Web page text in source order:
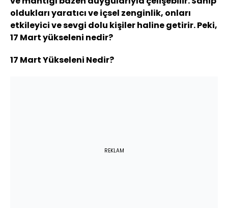
oldukları yaratıcı ve içsel zenginlik, onları
etkileyici ve sevgi dolu kişiler haline getirir. Peki,
17 Mart yükseleni nedir?
17 Mart Yükseleni Nedir?
REKLAM